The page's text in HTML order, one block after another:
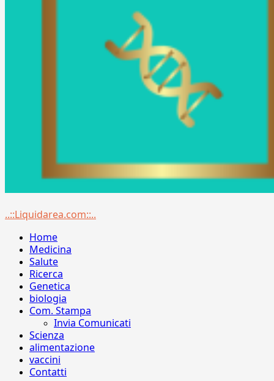
Menu
..::Liquidarea.com::..
Home
Medicina
Salute
Ricerca
Genetica
biologia
Com. Stampa
Invia Comunicati
Scienza
alimentazione
vaccini
Contatti